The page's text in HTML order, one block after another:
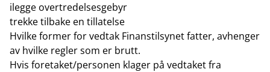
ilegge overtredelsesgebyr
trekke tilbake en tillatelse
Hvilke former for vedtak Finanstilsynet fatter, avhenger
av hvilke regler som er brutt.
Hvis foretaket/personen klager på vedtaket fra